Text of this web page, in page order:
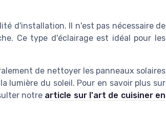
d'installation. Il n'est pas nécessaire de
Ce type d'éclairage est idéal pour les
de nettoyer les panneaux solaires
lumière du soleil. Pour en savoir plus sur
notre article sur l'art de cuisiner en